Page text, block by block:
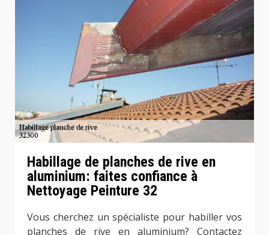
Habillage de planches de rive en
aluminium: faites confiance à
Nettoyage Peinture 32
Vous cherchez un spécialiste pour habiller vos
planches de rive en aluminium? Contactez